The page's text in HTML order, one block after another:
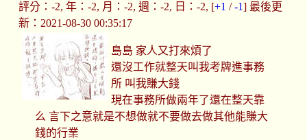
評分：-2, 年：-2, 月：-2, 週：-2, 日：-2, [+1 /-1] 最後更
新：2021-08-30 00:35:17
島島 家人又打來煩了
還沒工作就整天叫我考牌進事務
所 叫我賺大錢
現在事務所做兩年了還在整天靠
么 言下之意就是不想做就不要做去做其他能賺大
錢的行業